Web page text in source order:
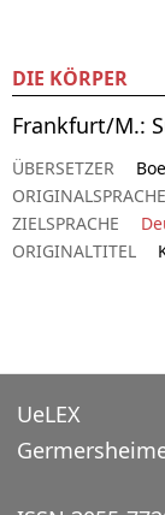
DIE KÖRPER
Frankfurt/M.:
ÜBERSETZER
ORIGINALSPRACHE
ZIELSPRACHE
ORIGINALTITEL
UeLEX